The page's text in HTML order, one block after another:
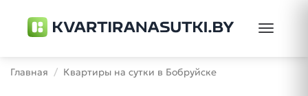
Toggle
Главная Квартиры на сутки в Бобруйске